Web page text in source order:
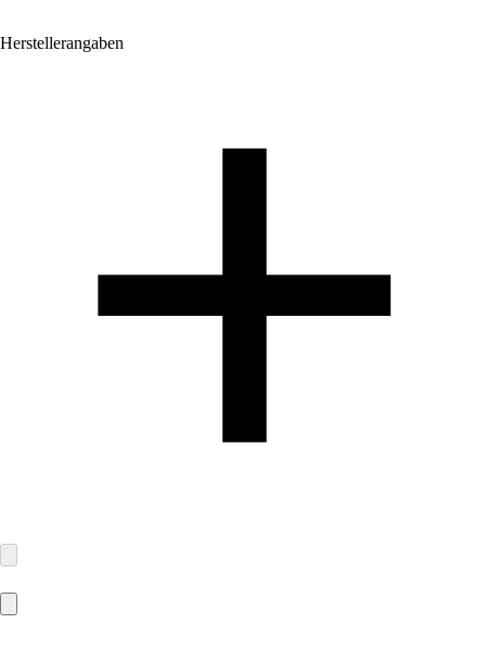
Herstellerangaben
Baermannstraße 21
81245 München
info@athos.de